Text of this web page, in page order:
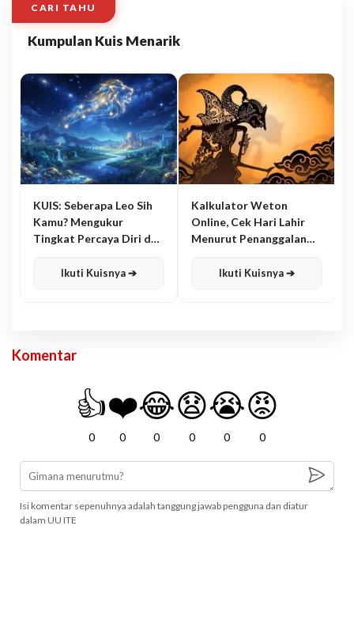
CARI TAHU
Kumpulan Kuis Menarik
KUIS: Seberapa Leo Sih
Kamu? Mengukur
Tingkat Percaya Diri dan
Ikuti Kuisnya ➔
Kalkulator Weton
Online, Cek Hari Lahir
Menurut Penanggalan
Ikuti Kuisnya ➔
Komentar
👍
0
❤️
0
😂
0
😧
0
😭
0
😡
0
Isi komentar sepenuhnya adalah tanggung jawab pengguna dan diatur
dalam UU ITE